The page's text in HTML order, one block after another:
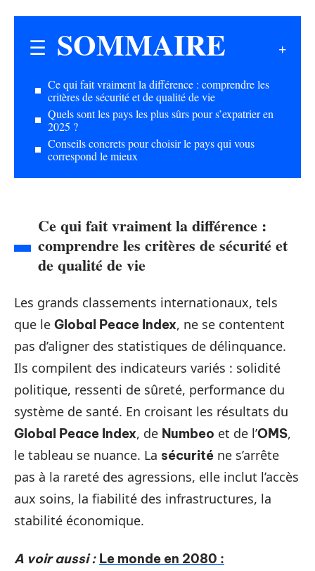
SOMMAIRE
Ce qui fait vraiment la différence : comprendre les
critères de sécurité et de qualité de vie
Quels sont les pays les plus sûrs pour s’expatrier en
2025 ?
Conseils concrets pour choisir le pays qui vous
correspond le mieux
Ce qui fait vraiment la différence :
comprendre les critères de sécurité et
de qualité de vie
Les grands classements internationaux, tels
que le Global Peace Index, ne se contentent
pas d’aligner des statistiques de délinquance.
Ils compilent des indicateurs variés : solidité
politique, ressenti de sûreté, performance du
système de santé. En croisant les résultats du
Global Peace Index, de Numbeo et de l’OMS,
le tableau se nuance. La sécurité ne s’arrête
pas à la rareté des agressions, elle inclut l’accès
aux soins, la fiabilité des infrastructures, la
stabilité économique.
A voir aussi : Le monde en 2080 :